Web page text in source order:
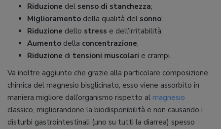
Riduzione del senso di stanchezza;
Miglioramento della qualità del sonno;
Riduzione dello stress e dell’irritabilità;
Aumento della concentrazione;
Riduzione di tensioni muscolari e crampi.
Va inoltre aggiunto che grazie alla particolare composizione
chimica del magnesio bisglicinato, esso viene assorbito in
maniera migliore dall’organismo rispetto al magnesio
classico, migliorandone la biodisponibilità e non causando i
disturbi gastrointestinali (uno su tutti la diarrea) spesso